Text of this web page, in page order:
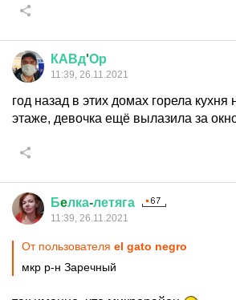
КАВд'Ор
11:39, 26.11.2021
год назад в этих домах горела кухня
этаже, девочка ещё вылазила за
Бeлка-летяга
11:39, 26.11.2021
От пользователя el gato negro
мкр р-н Заречный